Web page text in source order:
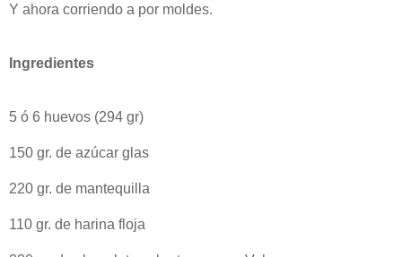
Y ahora corriendo a por moldes.
Ingredientes
5 ó 6 huevos (294 gr)
150 gr. de azúcar glas
220 gr. de mantequilla
110 gr. de harina floja